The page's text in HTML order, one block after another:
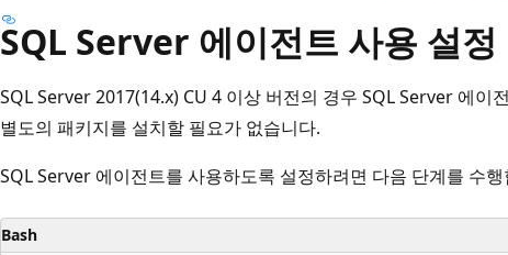
SQL Server 에이전트 사용 설정
SQL Server 2017(14.x) CU 4 이상 버전의 경우 SQL Server 에이
별도의 패키지를 설치할 필요가 없습니다.
SQL Server 에이전트를 사용하도록 설정하려면 다음 단계를 수행
Bash